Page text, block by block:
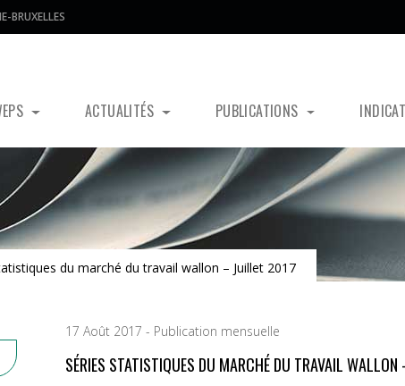
BRUXELLES
ACTUALITÉS PUBLICATIONS
du marché du travail wallon – Juillet 2017
17 Août 2017 - Publication mensuelle
SÉRIES STATISTIQUES DU MARCHÉ DU TRAVAIL